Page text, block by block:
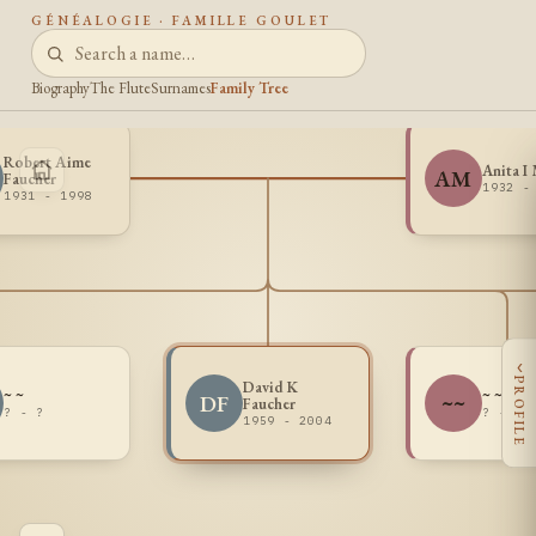
GÉNÉALOGIE · FAMILLE GOULET
BiographyThe FluteSurnamesFamily Tree
DF
David K
Faucher
1959 - 2004
~~ ~ ~
? - ?
~ ~
? - ?
Robert Aime
Faucher
1931 - 1998
AM Anita I
1932 -
‹
PROFILE